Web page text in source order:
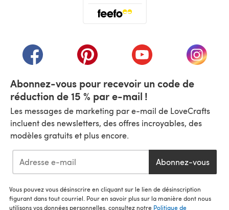
(s'ouvre dans un nouvel onglet)
(s'ouvre dans un nouvel onglet)
(s'ouvre dans un(s'ouvre
Abonnez-vous pour recevoir un code de
réduction de 15 % par e-mail !
Les messages de marketing par e-mail de LoveCrafts
incluent des newsletters, des offres incroyables, des
modèles gratuits et plus encore.
Abonnez-vous
Vous pouvez vous désinscrire en cliquant sur le lien de désinscription
figurant dans tout courriel. Pour en savoir plus sur la manière dont nous
utilisons vos données personnelles, consultez notre Politique de